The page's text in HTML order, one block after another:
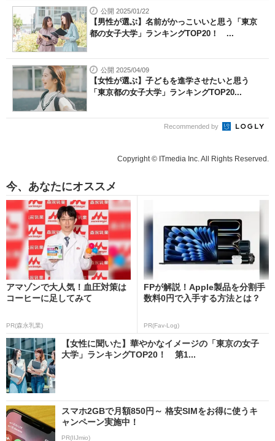
公開 2025/01/22
【男性が選ぶ】名前がかっこいいと思う「東京
都の女子大学」ランキングTOP20！ ...
公開 2025/04/09
【女性が選ぶ】子どもを進学させたいと思う
「東京都の女子大学」ランキングTOP20...
Recommended by
Copyright © ITmedia Inc. All Rights Reserved.
今、あなたにオススメ
アマゾンで大人気！血圧対策は
コーヒーに足してみて
PR(森永乳業)
FPが解説！Apple製品を分割手
数料0円で入手する方法とは？
PR(Fav-Log)
【女性に聞いた】華やかなイメージの「東京の女子
大学」ランキングTOP20！ 第1...
スマホ2GBで月額850円～ 格安SIMをお得に使うキ
ャンペーン実施中！
PR(IIJmio)